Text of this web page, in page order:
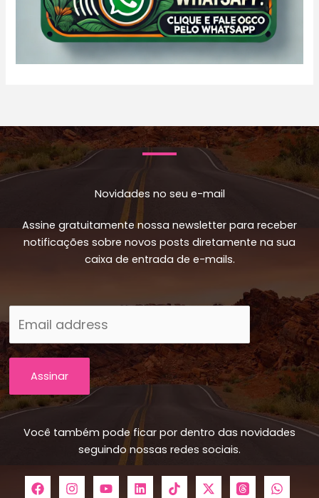
Novidades no seu e-mail
Assine gratuitamente nossa newsletter para receber
notificações sobre novos posts diretamente na sua
caixa de entrada de e-mails.
Assinar
Você também pode ficar por dentro das novidades
seguindo nossas redes sociais.